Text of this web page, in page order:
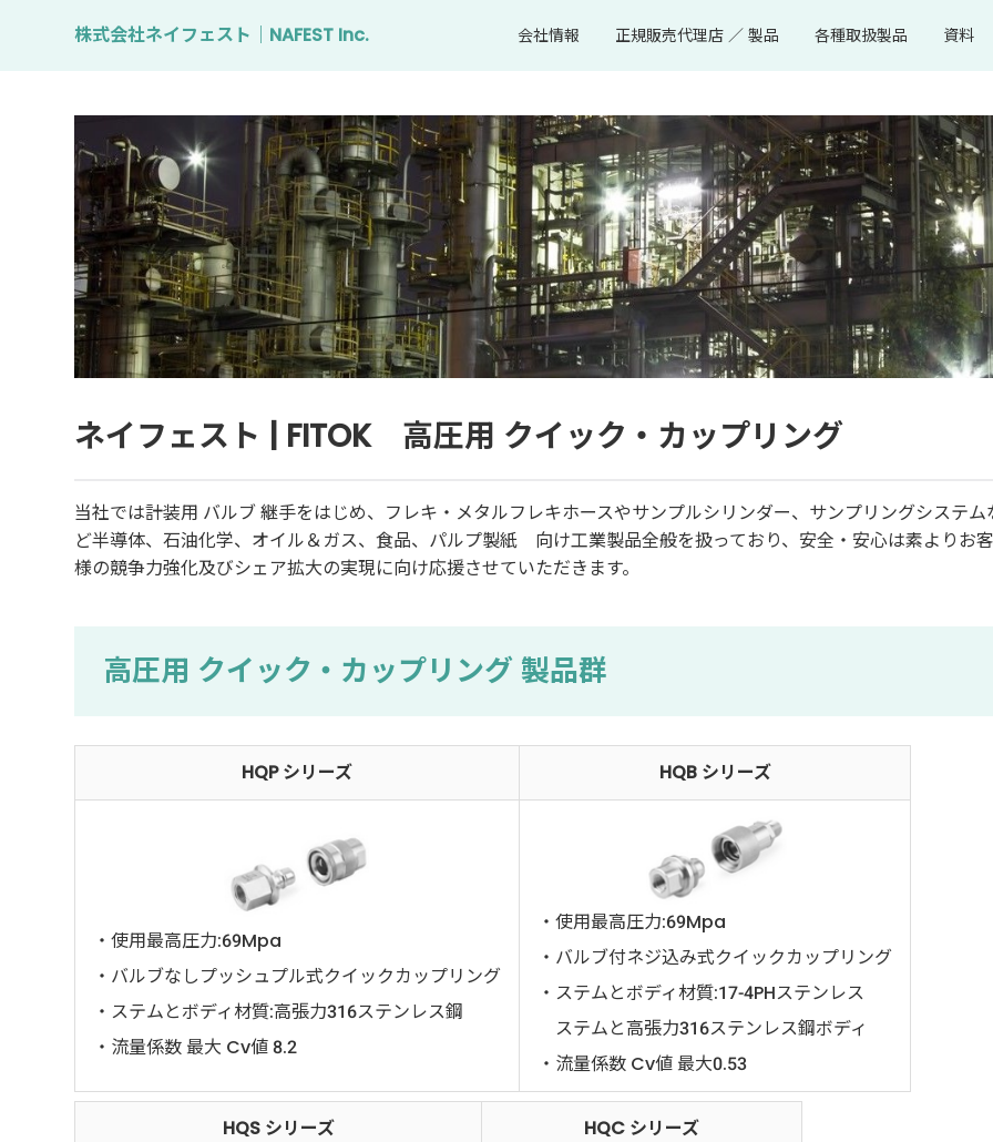
株式会社ネイフェスト｜NAFEST Inc. 会社情報 正規販売代理店 ／ 製品 各種取扱製品 資料
ネイフェスト | FITOK 高圧用 クイック・カップリング
当社では計装用 バルブ 継手をはじめ、フレキ・メタルフレキホースやサンプルシリンダー、サンプリングシステム
ど半導体、石油化学、オイル＆ガス、食品、パルプ製紙 向け工業製品全般を扱っており、安全・安心は素よりお客
様の競争力強化及びシェア拡大の実現に向け応援させていただきます。
高圧用 クイック・カップリング 製品群
HQP シリーズ HQB シリーズ
・使用最高圧力:69Mpa
・バルブなしプッシュプル式クイックカップリング
・ステムとボディ材質:高張力316ステンレス鋼
・流量係数 最大 Cv値 8.2
・使用最高圧力:69Mpa
・バルブ付ネジ込み式クイックカップリング
・ステムとボディ材質:17-4PHステンレス
ステムと高張力316ステンレス鋼ボディ
・流量係数 Cv値 最大0.53
HQS シリーズ HQC シリーズ